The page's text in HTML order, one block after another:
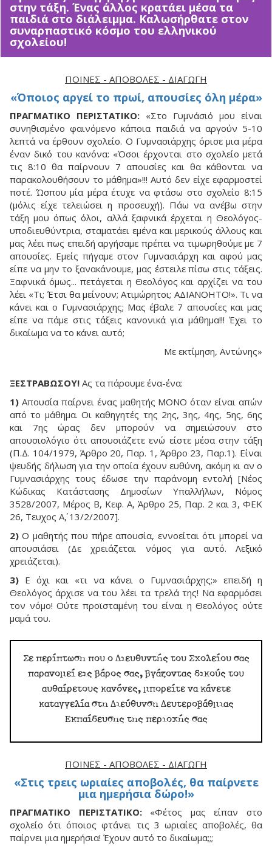
στην τάξη. Ένας άλλος κρατάει μέσα τα
παιδιά στο διάλειμμα. Καλωσήρθατε στον
συναρπαστικό κόσμο του ελληνικού
σχολείου!
ΠΟΙΝΈΣ - ΑΠΟΒΟΛΈΣ - ΔΙΑΓΩΓΉ
«Όποιος αργεί το πρωί, απουσίες όλη μέρα»
ΠΡΑΓΜΑΤΙΚΟ ΠΕΡΙΣΤΑΤΙΚΟ: «Στο Γυμνάσιό μου είναι
συνηθισμένο φαινόμενο κάποια παιδιά να αργούν 5-10
λεπτά να έρθουν σχολείο. Ο Γυμνασιάρχης όρισε μια μέρα
έναν δικό του κανόνα: «Όσοι έρχονται στο σχολείο μετά
τις 8:10 θα παίρνουν 7 απουσίες και θα κάθονται να
παρακολουθήσουν το μάθημα»!!! Αυτό δεν είχε εφαρμοστεί
ποτέ. Ώσπου μία μέρα έτυχε να φτάσω στο σχολείο 8:15
(μόλις είχε τελειώσει η προσευχή). Πάω να ανέβω στην
τάξη μου όπως όλοι, αλλά ξαφνικά έρχεται η Θεολόγος-
υποδιευθύντρια, σταματάει εμένα και μερικούς άλλους και
μας λέει πως επειδή αργήσαμε πρέπει να τιμωρηθούμε με 7
απουσίες. Eμείς πήγαμε στον Γυμνασιάρχη και αφού μας
είπε να μην το ξανακάνουμε, μας έστειλε πίσω στις τάξεις.
Ξαφνικά όμως... πετάγεται η Θεολόγος και αρχίζει να του
λέει «Τι; Έτσι θα μείνουν; Ατιμώρητοι; ΑΔΙΑΝΟΗΤΟ!». Τι να
κάνει και ο Γυμνασιάρχης; Mας έβαλε 7 απουσίες και μας
είπε να πάμε στις τάξεις κανονικά για μάθημα!!! Έχει το
δικαίωμα να το κάνει αυτό;
Με εκτίμηση, Αντώνης»
ΞΕΣΤΡΑΒΩΣΟΥ! Aς τα πάρουμε ένα-ένα:
1) Απουσία παίρνει ένας μαθητής ΜΟΝΟ όταν είναι απών
από το μάθημα. Oι καθηγητές της 2ης, 3ης, 4ης, 5ης, 6ης
και 7ης ώρας δεν μπορούν να σημειώσουν στο
απουσιολόγιο ότι απουσιάζετε ενώ είστε μέσα στην τάξη
(Π.Δ. 104/1979, Άρθρο 20, Παρ. 1, Άρθρο 23, Παρ.1). Eίναι
ψευδής δήλωση για την οποία έχουν ευθύνη, ακόμη κι αν ο
Γυμνασιάρχης τους έδωσε την παράνομη εντολή [Νέος
Κώδικας Κατάστασης Δημοσίων Υπαλλήλων, Νόμος
3528/2007, Μέρος Β, Κεφ. Α, Άρθρο 25, Παρ. 2 και 3, ΦΕΚ
26, Τευχος Α΄, 13/2/2007].
2) O μαθητής που πήρε απουσία, εννοείται ότι μπορεί να
απουσιάσει (Δε χρειάζεται νόμος για αυτό. Λεξικό
χρειάζεται).
3) E όχι και «τι να κάνει ο Γυμνασιάρχης;» επειδή η
Θεολόγος άρχισε να του λέει τα τρελά της! Nα εφαρμόσει
τον νόμο! Ούτε προϊσταμένη του είναι η Θεολόγος ούτε
μαμά του.
Σε περίπτωση που ο Διευθυντής του Σχολείου σας
παρανομεί εις βάρος σας, βγάζοντας δικούς του
αυθαίρετους κανόνες, μπορείτε να κάνετε
καταγγελία στη Διεύθυνση Δευτεροβάθμιας
Εκπαίδευσης της περιοχής σας
ΠΟΙΝΈΣ - ΑΠΟΒΟΛΈΣ - ΔΙΑΓΩΓΉ
«Στις τρεις ωριαίες αποβολές, θα παίρνετε
μια ημερήσια δώρο!»
ΠΡΑΓΜΑΤΙΚΟ ΠΕΡΙΣΤΑΤΙΚΟ:«Φέτος μας είπαν στο
σχολείο ότι όποιος φτάνει τις 3 ωριαίες αποβολές, θα
παίρνει μια ημερήσια! Έχουν αυτό το δικαίωμα;;;